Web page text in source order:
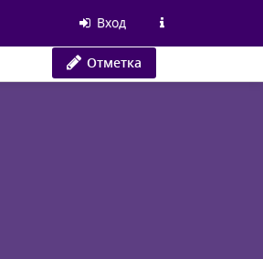
Вход
Отметка